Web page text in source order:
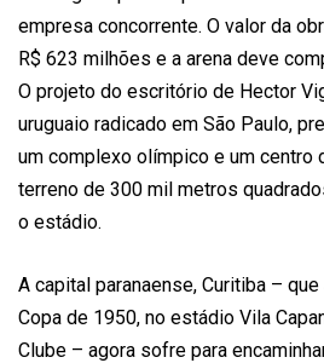
empresa concorrente. O valor da
R$ 623 milhões e a arena deve
O projeto do escritório de Hector
uruguaio radicado em São Paulo,
um complexo olímpico e um centro
terreno de 300 mil metros
o estádio.
A capital paranaense, Curitiba –
Copa de 1950, no estádio Vila
Clube – agora sofre para